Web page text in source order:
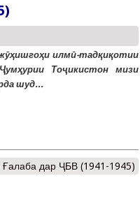
илмӣ-тадқиқотии
Тоҷикистон мизи
шуд...
Ғалаба дар ҶБВ (1941-1945)